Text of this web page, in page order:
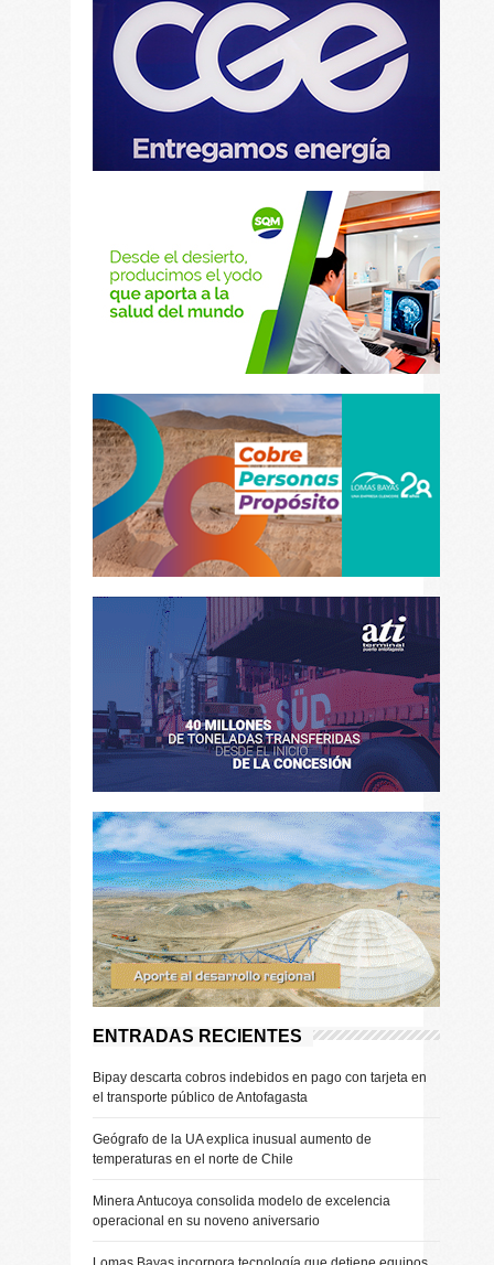
ENTRADAS RECIENTES
Bipay descarta cobros indebidos en pago con tarjeta en
el transporte público de Antofagasta
Geógrafo de la UA explica inusual aumento de
temperaturas en el norte de Chile
Minera Antucoya consolida modelo de excelencia
operacional en su noveno aniversario